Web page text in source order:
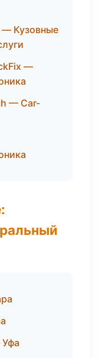
— Кузовные
—
— Car-